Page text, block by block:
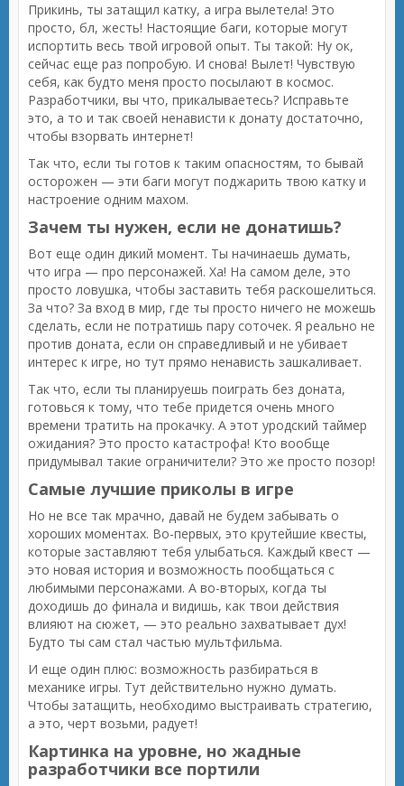
Прикинь, ты затащил катку, а игра вылетела! Это
просто, бл, жесть! Настоящие баги, которые могут
испортить весь твой игровой опыт. Ты такой: Ну ок,
сейчас еще раз попробую. И снова! Вылет! Чувствую
себя, как будто меня просто посылают в космос.
Разработчики, вы что, прикалываетесь? Исправьте
это, а то и так своей ненависти к донату достаточно,
чтобы взорвать интернет!
Так что, если ты готов к таким опасностям, то бывай
осторожен — эти баги могут поджарить твою катку и
настроение одним махом.
Зачем ты нужен, если не донатишь?
Вот еще один дикий момент. Ты начинаешь думать,
что игра — про персонажей. Ха! На самом деле, это
просто ловушка, чтобы заставить тебя раскошелиться.
За что? За вход в мир, где ты просто ничего не можешь
сделать, если не потратишь пару соточек. Я реально не
против доната, если он справедливый и не убивает
интерес к игре, но тут прямо ненависть зашкаливает.
Так что, если ты планируешь поиграть без доната,
готовься к тому, что тебе придется очень много
времени тратить на прокачку. А этот уродский таймер
ожидания? Это просто катастрофа! Кто вообще
придумывал такие ограничители? Это же просто позор!
Самые лучшие приколы в игре
Но не все так мрачно, давай не будем забывать о
хороших моментах. Во-первых, это крутейшие квесты,
которые заставляют тебя улыбаться. Каждый квест —
это новая история и возможность пообщаться с
любимыми персонажами. А во-вторых, когда ты
доходишь до финала и видишь, как твои действия
влияют на сюжет, — это реально захватывает дух!
Будто ты сам стал частью мультфильма.
И еще один плюс: возможность разбираться в
механике игры. Тут действительно нужно думать.
Чтобы затащить, необходимо выстраивать стратегию,
а это, черт возьми, радует!
Картинка на уровне, но жадные
разработчики все портили